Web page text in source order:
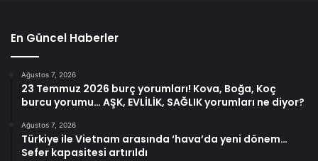
En Güncel Haberler
Ağustos 7, 2026
23 Temmuz 2026 burç yorumları! Kova, Boğa, Koç
burcu yorumu… AŞK, EVLİLİK, SAĞLIK yorumları ne diyor?
Ağustos 7, 2026
Türkiye ile Vietnam arasında ‘hava’da yeni dönem…
Sefer kapasitesi artırıldı